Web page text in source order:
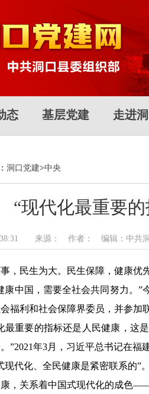
态 基层党建 走进洞
洞口党建>中央
“现代化最重要
来源： 作者： 编辑：中共
，民生为大。民生保障，健康优先
康中国，需要全社会共同努力。
福利和社会保障界委员，并参加
最重要的指标还是人民健康，这
”2021年3月，习近平总书记在福
现代化、全民健康是紧密联系的”
康，关系着中国式现代化的成色